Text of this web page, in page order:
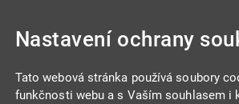
Nastavení ochrany
Tato webová stránka používá soubory
funkčnosti webu a s Vaším souhlasem i